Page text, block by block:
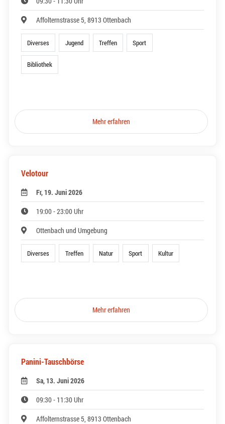
Affolternstrasse 5, 8913 Ottenbach
Diverses Jugend Treffen Sport
Bibliothek
Mehr erfahren
Velotour
Fr, 19. Juni 2026
19:00 - 23:00 Uhr
Ottenbach und Umgebung
Diverses Treffen Natur Sport Kultur
Mehr erfahren
Panini-Tauschbörse
Sa, 13. Juni 2026
09:30 - 11:30 Uhr
Affolternstrasse 5, 8913 Ottenbach